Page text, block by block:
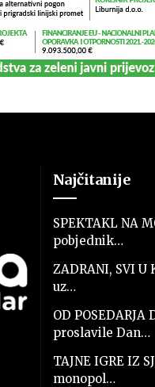
Najčitanije
SPEKTAKL NA
pobjednik…
ZADRANI, SVI U
uz…
OD
proslavile Dan…
TAJNE IGRE IZ
monopol…